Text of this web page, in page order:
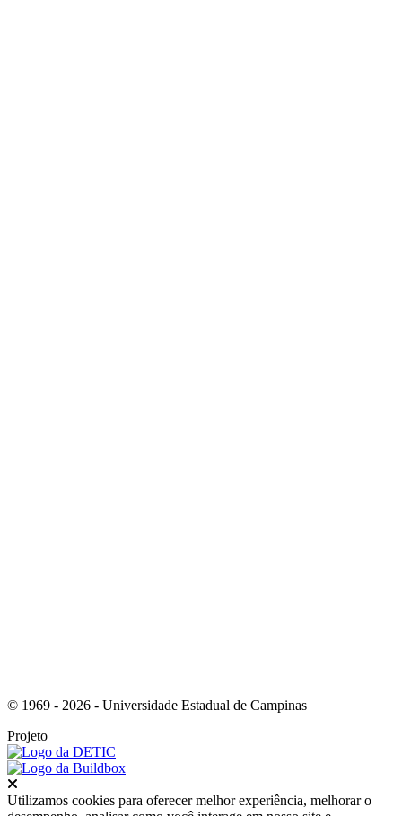
© 1969 - 2026 - Universidade Estadual de Campinas
Projeto
Utilizamos cookies para oferecer melhor experiência, melhorar o